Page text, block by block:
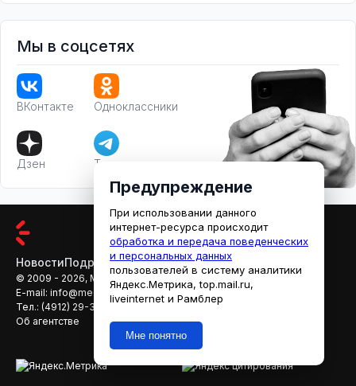
Мы в соцсетях
ВКонтакте Одноклассники
Дзен Телеграм
НовостиПодробностиАфишаКино
© 2009 - 2026, МЕДИАРЯЗАНЬ
E-mail: info@mediaryazan.ru
reklama@mediaryazan.ru
Тел.: (4912) 29-33-66
Об агентстве
Предупреждение
При использовании данного
интернет-ресурса происходит
обработка и передача поведенческих
и персональных данных
пользователей в систему аналитики
Яндекс.Метрика, top.mail.ru,
liveinternet и Рамблер
Мне понятно